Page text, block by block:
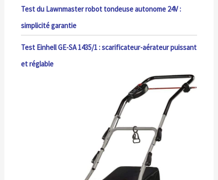
Test du Lawnmaster robot tondeuse autonome 24V :
simplicité garantie
Test Einhell GE-SA 1435/1 : scarificateur-aérateur puissant
et réglable